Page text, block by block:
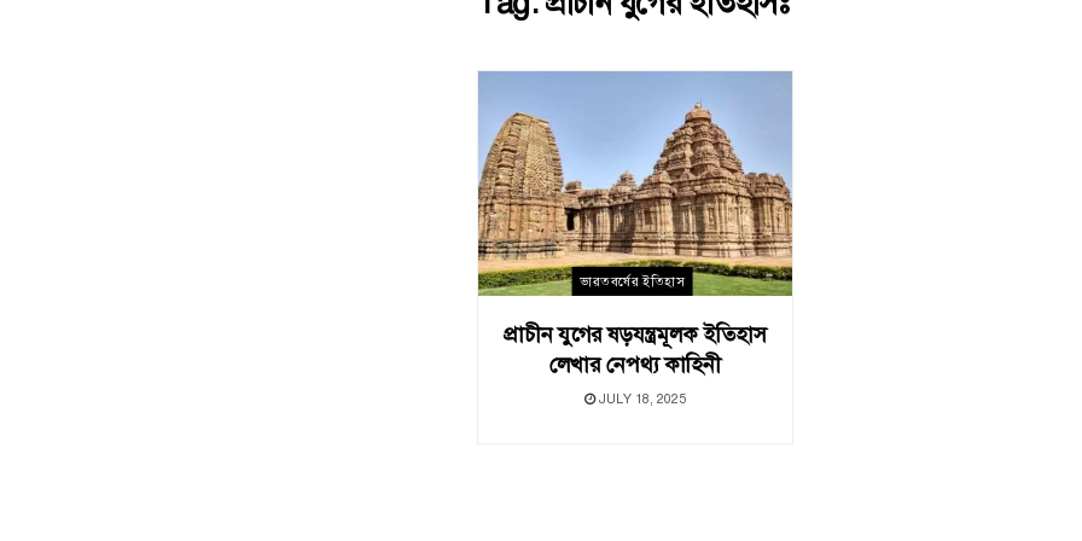
ভারতবর্ষের ইতিহাস
প্রাচীন যুগের ষড়যন্ত্রমূলক ইতিহাস
লেখার নেপথ্য কাহিনী
JULY 18, 2025